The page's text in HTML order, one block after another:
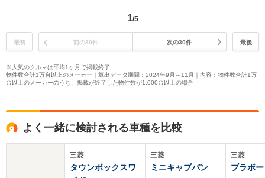
1/5
最初 前の30件 次の30件 最後
※人気のクルマは平均1ヶ月で掲載終了
物件数合計1万台以上のメーカー｜算出データ期間：2024年9月～11月｜内容：物件数合計1万
台以上のメーカーのうち、掲載が終了した物件数が1,000台以上の場合
よく一緒に検討される車種を比較
三菱
タウンボックスワ
三菱
ミニキャブバン
三菱
ブラボー